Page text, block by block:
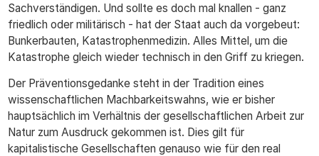
Sachverständigen. Und sollte es doch mal knallen - ganz
friedlich oder militärisch - hat der Staat auch da vorgebeut:
Bunkerbauten, Katastrophenmedizin. Alles Mittel, um die
Katastrophe gleich wieder technisch in den Griff zu kriegen.
Der Präventionsgedanke steht in der Tradition eines
wissenschaftlichen Machbarkeitswahns, wie er bisher
hauptsächlich im Verhältnis der gesellschaftlichen Arbeit zur
Natur zum Ausdruck gekommen ist. Dies gilt für
kapitalistische Gesellschaften genauso wie für den real